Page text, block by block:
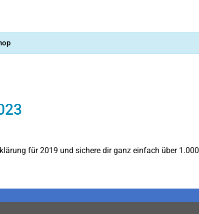
für 2019 und sichere dir ganz einfach über 1.000